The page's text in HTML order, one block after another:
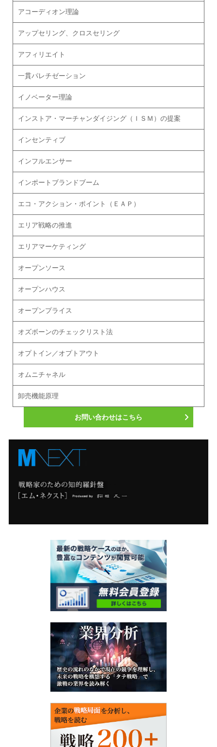
アコーディオン理論
アップセリング、クロスセリング
アフィリエイト
一貫パレチゼーション
イノベーター理論
インストア・マーチャンダイジング（ＩＳＭ）の提案
インセンティブ
インフルエンサー
インポートブランドブーム
エコ・アクション・ポイント（ＥＡＰ）
エリア戦略の推進
エリアマーケティング
オープンソース
オープンハウス
オープンプライス
オズボーンのチェックリスト法
オプトイン／オプトアウト
オムニチャネル
卸売機能原理
お問い合わせはこちら